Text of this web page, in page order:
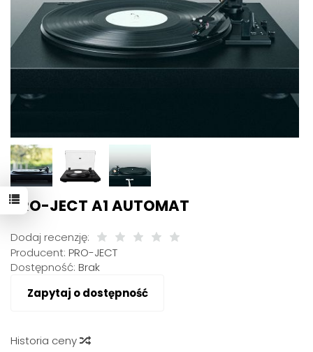
PRO-JECT A1 AUTOMAT
Dodaj recenzję:
Producent: PRO-JECT
Dostępność: Brak
Zapytaj o dostępność
Historia ceny